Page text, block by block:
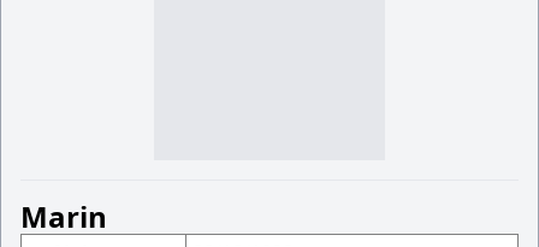
Marin